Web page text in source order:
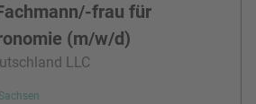
frau für
(m/w/d)
LLC